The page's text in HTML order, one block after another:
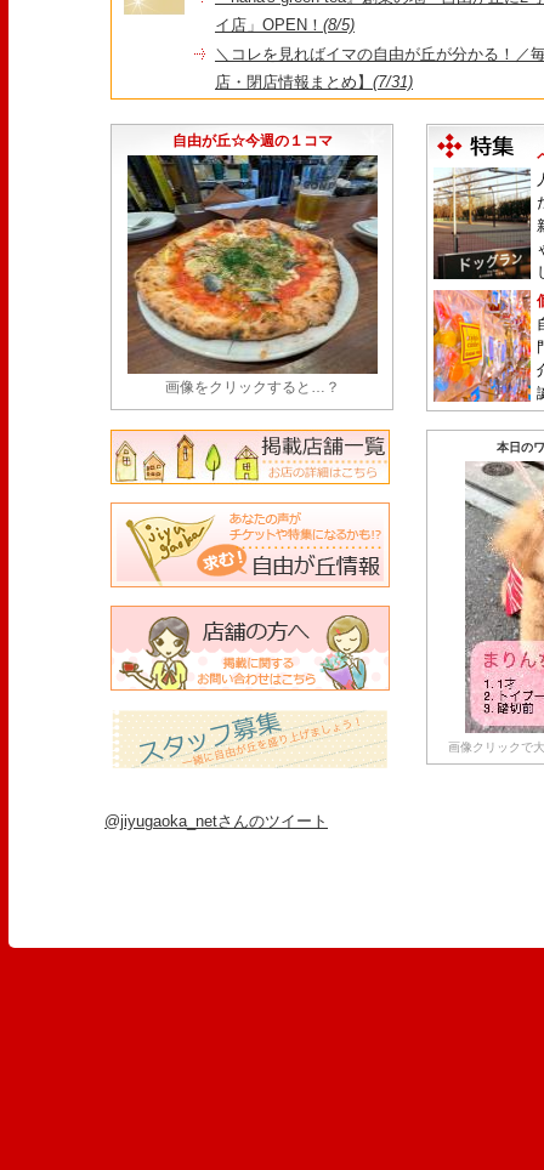
イ店」OPEN！ (8/5)
＼コレを見ればイマの自由が丘が分かる！／
店・閉店情報まとめ】 (7/31)
永久パス配布も！
自由が丘☆今週の１コマ
画像をクリックすると…？
本日の
画像クリックで
@jiyugaoka_netさんのツイート